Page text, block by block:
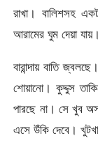
রাখা। বালিশসহ
আরামের ঘুম দেয়া
বারান্দায় বাতি
শোয়ানো। কুদ্দুস
পারছে না। সে খুব
এসে উঁকি দেবে।